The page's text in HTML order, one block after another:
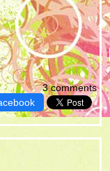
3 comments